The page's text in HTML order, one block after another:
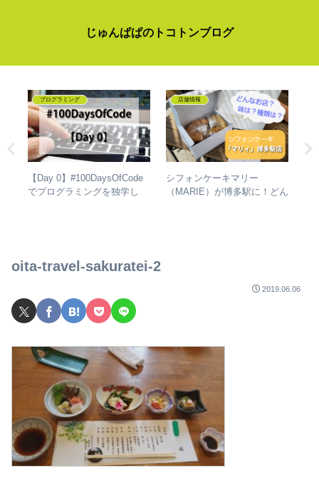
じゅんぱぱのトコトンブログ
プログラミング
【Day 0】#100DaysOfCode
でプログラミングを独学し
店舗情報
シフォンケーキマリー
（MARIE）が博多駅に！どん
oita-travel-sakuratei-2
2019.06.06